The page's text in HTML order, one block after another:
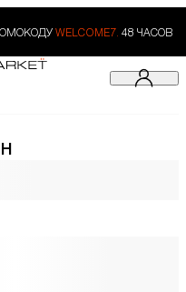
WELCOME7. 48 ЧАСОВ